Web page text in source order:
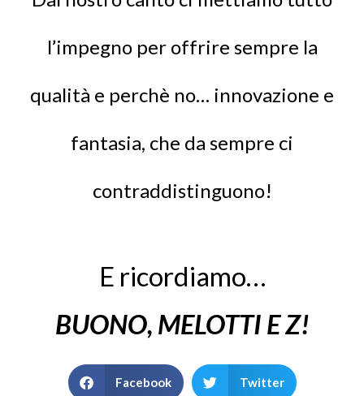
l’impegno per offrire sempre la
qualità e perchè no… innovazione e
fantasia, che da sempre ci
contraddistinguono!
E ricordiamo…
BUONO, MELOTTI E Z!
Facebook Twitter